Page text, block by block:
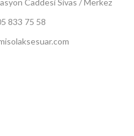
Caddesi Sivas / Merkez
833 75 58